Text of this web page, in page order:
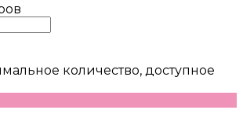
количество, доступное